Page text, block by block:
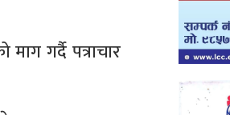
गर्दै पत्राचार